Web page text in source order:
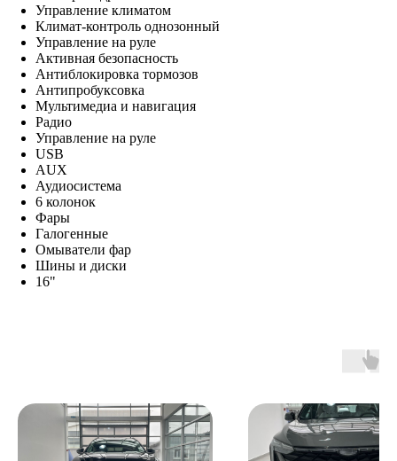
Управление климатом
Климат-контроль однозонный
Управление на руле
Активная безопасность
Антиблокировка тормозов
Антипробуксовка
Мультимедиа и навигация
Радио
Управление на руле
USB
AUX
Аудиосистема
6 колонок
Фары
Галогенные
Омыватели фар
Шины и диски
16"